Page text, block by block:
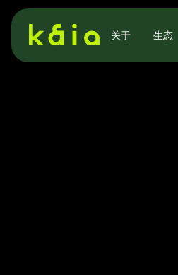
关于 生态